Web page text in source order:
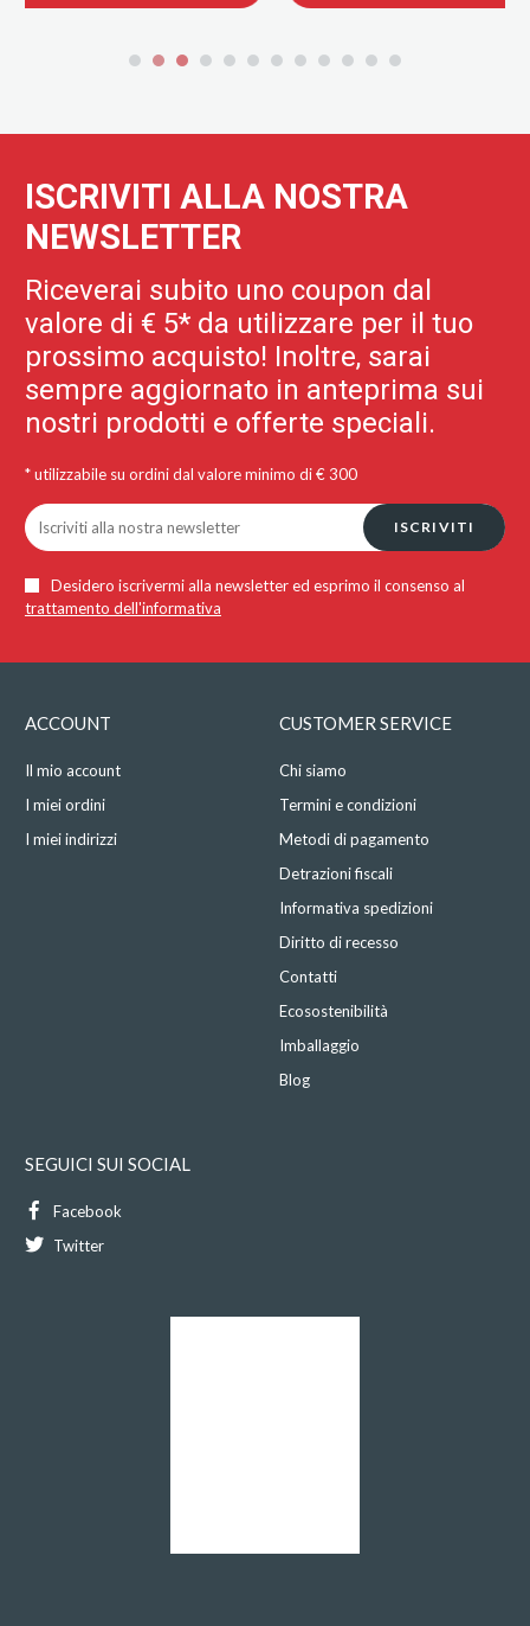
ISCRIVITI ALLA NOSTRA
NEWSLETTER
Riceverai subito uno coupon dal
valore di € 5* da utilizzare per il tuo
prossimo acquisto! Inoltre, sarai
sempre aggiornato in anteprima sui
nostri prodotti e offerte speciali.
* utilizzabile su ordini dal valore minimo di € 300
ISCRIVITI
Desidero iscrivermi alla newsletter ed esprimo il consenso al
trattamento dell'informativa
ACCOUNT
Il mio account
I miei ordini
I miei indirizzi
CUSTOMER SERVICE
Chi siamo
Termini e condizioni
Metodi di pagamento
Detrazioni fiscali
Informativa spedizioni
Diritto di recesso
Contatti
Ecosostenibilità
Imballaggio
Blog
SEGUICI SUI SOCIAL
Facebook
Twitter